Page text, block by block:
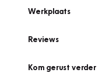
Werkplaats
Reviews
Kom gerust verder